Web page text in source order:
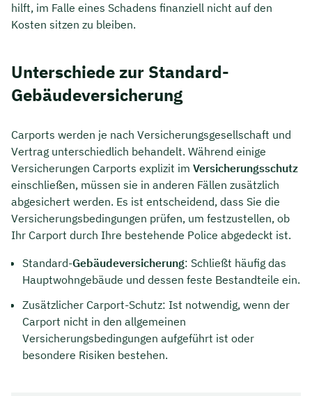
hilft, im Falle eines Schadens finanziell nicht auf den
Kosten sitzen zu bleiben.
Unterschiede zur Standard-
Gebäudeversicherung
Carports werden je nach Versicherungsgesellschaft und
Vertrag unterschiedlich behandelt. Während einige
Versicherungen Carports explizit im Versicherungsschutz
einschließen, müssen sie in anderen Fällen zusätzlich
abgesichert werden. Es ist entscheidend, dass Sie die
Versicherungsbedingungen prüfen, um festzustellen, ob
Ihr Carport durch Ihre bestehende Police abgedeckt ist.
Standard-Gebäudeversicherung: Schließt häufig das
Hauptwohngebäude und dessen feste Bestandteile ein.
Zusätzlicher Carport-Schutz: Ist notwendig, wenn der
Carport nicht in den allgemeinen
Versicherungsbedingungen aufgeführt ist oder
besondere Risiken bestehen.